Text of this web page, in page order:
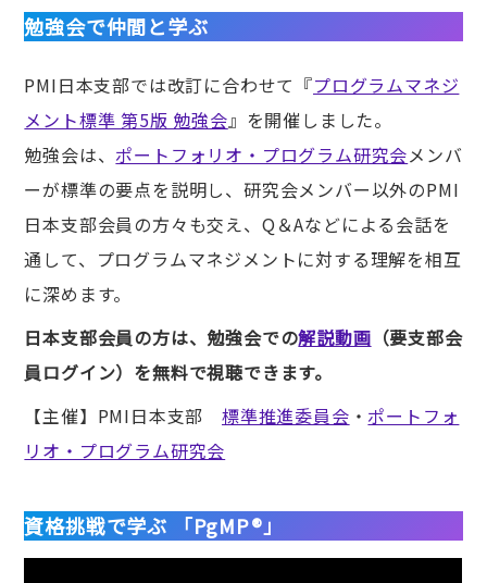
勉強会で仲間と学ぶ
PMI日本支部では改訂に合わせて『プログラムマネジ
メント標準 第5版 勉強会』を開催しました。
勉強会は、 ポートフォリオ・プログラム研究会メンバ
ーが標準の要点を説明し、研究会メンバー以外のPMI
日本支部会員の方々も交え、Q＆Aなどによる会話を
通して、プログラムマネジメントに対する理解を相互
に深めます。
日本支部会員の方は、勉強会での解説動画 （要支部会
員ログイン）を無料で視聴できます。
【主催】PMI日本支部 標準推進委員会 ・ ポートフォ
リオ・プログラム研究会
資格挑戦で学ぶ 「PgMP®」